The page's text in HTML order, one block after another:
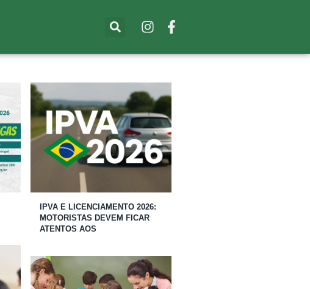
IPVA E LICENCIAMENTO 2026:
MOTORISTAS DEVEM FICAR
ATENTOS AOS